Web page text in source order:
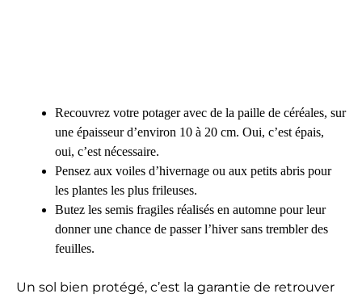
Recouvrez votre potager avec de la paille de céréales, sur
une épaisseur d’environ 10 à 20 cm. Oui, c’est épais,
oui, c’est nécessaire.
Pensez aux voiles d’hivernage ou aux petits abris pour
les plantes les plus frileuses.
Butez les semis fragiles réalisés en automne pour leur
donner une chance de passer l’hiver sans trembler des
feuilles.
Un sol bien protégé, c’est la garantie de retrouver